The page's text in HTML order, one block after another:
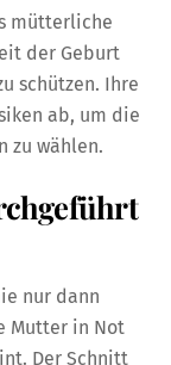
mütterliche
der Geburt
schützen. Ihre
ab, um die
zu wählen.
nur dann
Mutter in Not
Der Schnitt